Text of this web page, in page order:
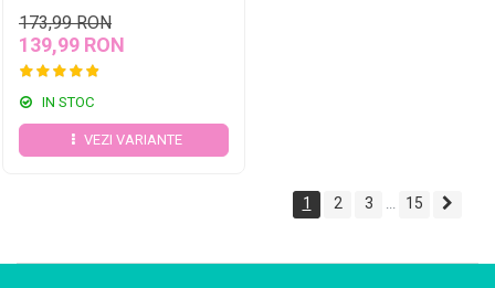
173,99 RON
139,99 RON
IN STOC
VEZI VARIANTE
1 2 3 ... 15